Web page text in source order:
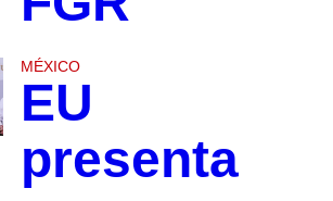
MÉXICO
EU
presenta